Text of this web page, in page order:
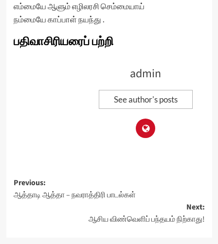
எம்மையே ஆளும் எழிலரசி செம்மையாய்
நம்மையே காப்பாள் நயந்து .
பதிவாசிரியரைப் பற்றி
admin
See author's posts
Post
navigation
Previous:
ஆத்தாடி ஆத்தா – நவராத்திரி பாடல்கள்
Next:
ஆசிய விண்வெளிப் பந்தயம் நிற்காது!